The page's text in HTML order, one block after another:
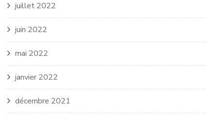
juillet 2022
juin 2022
mai 2022
janvier 2022
décembre 2021